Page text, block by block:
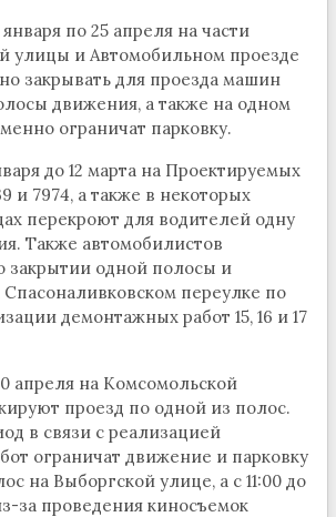
по 25 апреля на части
улицы и Автомобильном проезде
закрывать для проезда машин
движения, а также на одном
ограничат парковку.
до 12 марта на Проектируемых
и 7974, а также в некоторых
перекроют для водителей одну
Также автомобилистов
закрытии одной полосы и
Спасоналивковском переулке по
демонтажных работ 15, 16 и 17
апреля на Комсомольской
проезд по одной из полос.
в связи с реализацией
ограничат движение и парковку
на Выборгской улице, а с 11:00 до
за проведения киносъемок